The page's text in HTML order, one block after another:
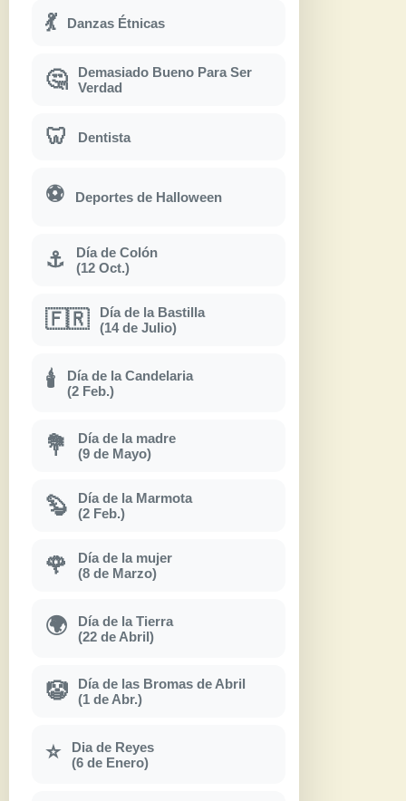
💃 Danzas Étnicas
🤔
Demasiado Bueno Para Ser
Verdad
🦷 Dentista
⚽ Deportes de Halloween
⚓
Día de Colón
(12 Oct.)
🇫🇷
Día de la Bastilla
(14 de Julio)
🕯
Día de la Candelaria
(2 Feb.)
💐
Día de la madre
(9 de Mayo)
🦫
Día de la Marmota
(2 Feb.)
🌹
Día de la mujer
(8 de Marzo)
🌍
Día de la Tierra
(22 de Abril)
🤡
Día de las Bromas de Abril
(1 de Abr.)
⭐
Dia de Reyes
(6 de Enero)